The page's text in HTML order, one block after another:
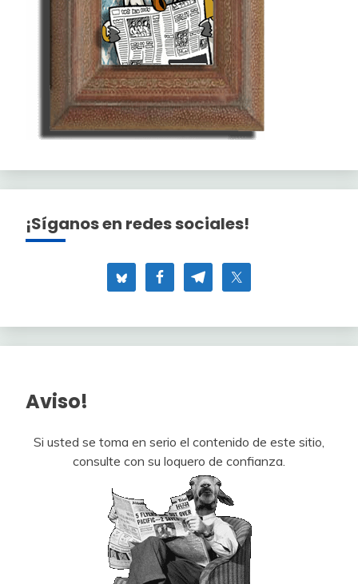
¡Síganos en redes sociales!
Aviso!
Si usted se toma en serio el contenido de este sitio,
consulte con su loquero de confianza.